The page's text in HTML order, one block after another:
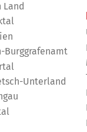
Land
Burggrafenamt
Unterland